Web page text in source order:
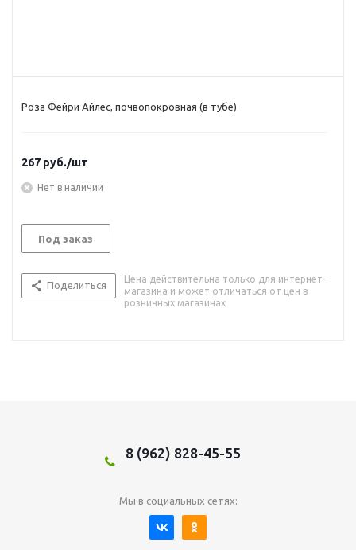
Роза Фейри Айлес, почвопокровная (в тубе)
267 руб./шт
Нет в наличии
Под заказ
Поделиться
Цена действительна только для интернет-
магазина и может отличаться от цен в
розничных магазинах
8 (962) 828-45-55
Мы в социальных сетях: